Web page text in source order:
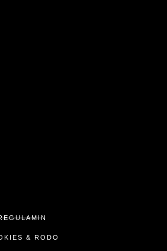
& RODO